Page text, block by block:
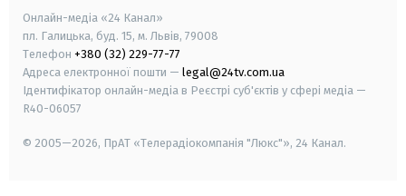
Онлайн-медіа «24 Канал»
пл. Галицька, буд. 15, м. Львів, 79008
Телефон +380 (32) 229-77-77
Адреса електронної пошти — legal@24tv.com.ua
Ідентифікатор онлайн-медіа в Реєстрі суб'єктів у сфері медіа —
R40-06057
© 2005—2026, ПрАТ «Телерадіокомпанія "Люкс"», 24 Канал.